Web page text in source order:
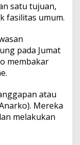
satu tujuan,
fasilitas umum.
pada Jumat
membakar
atau
Mereka
melakukan